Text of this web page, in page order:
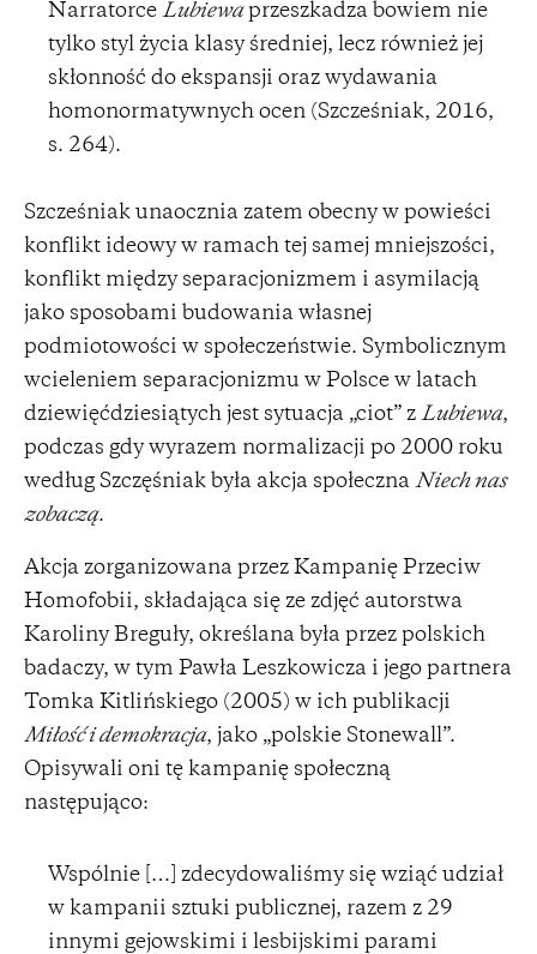
Narratorce Lubiewaprzeszkadza bowiem nie
tylko styl życia klasy średniej, lecz również jej
skłonność do ekspansji oraz wydawania
homonormatywnych ocen (Szcześniak, 2016,
s. 264).
Szcześniak unaocznia zatem obecny w powieści
konflikt ideowy w ramach tej samej mniejszości,
konflikt między separacjonizmem i asymilacją
jako sposobami budowania własnej
podmiotowości w społeczeństwie. Symbolicznym
wcieleniem separacjonizmu w Polsce w latach
dziewięćdziesiątych jest sytuacja „ciot” z Lubiewa,
podczas gdy wyrazem normalizacji po 2000 roku
według Szczęśniak była akcja społeczna Niech nas
zobaczą.
Akcja zorganizowana przez Kampanię Przeciw
Homofobii, składająca się ze zdjęć autorstwa
Karoliny Breguły, określana była przez polskich
badaczy, w tym Pawła Leszkowicza i jego partnera
Tomka Kitlińskiego (2005) w ich publikacji
Miłość i demokracja, jako „polskie Stonewall”.
Opisywali oni tę kampanię społeczną
następująco:
Wspólnie […] zdecydowaliśmy się wziąć udział
w kampanii sztuki publicznej, razem z 29
innymi gejowskimi i lesbijskimi parami